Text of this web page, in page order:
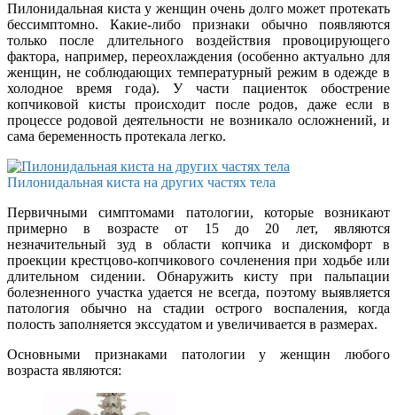
Пилонидальная киста у женщин очень долго может протекать
бессимптомно. Какие-либо признаки обычно появляются
только после длительного воздействия провоцирующего
фактора, например, переохлаждения (особенно актуально для
женщин, не соблюдающих температурный режим в одежде в
холодное время года). У части пациенток обострение
копчиковой кисты происходит после родов, даже если в
процессе родовой деятельности не возникало осложнений, и
сама беременность протекала легко.
Пилонидальная киста на других частях тела
Первичными симптомами патологии, которые возникают
примерно в возрасте от 15 до 20 лет, являются
незначительный зуд в области копчика и дискомфорт в
проекции крестцово-копчикового сочленения при ходьбе или
длительном сидении. Обнаружить кисту при пальпации
болезненного участка удается не всегда, поэтому выявляется
патология обычно на стадии острого воспаления, когда
полость заполняется экссудатом и увеличивается в размерах.
Основными признаками патологии у женщин любого
возраста являются: